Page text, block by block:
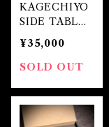
KAGECHIYO
SIDE TABLE
【忍】(天板セ
ット)
¥35,000
SOLD OUT